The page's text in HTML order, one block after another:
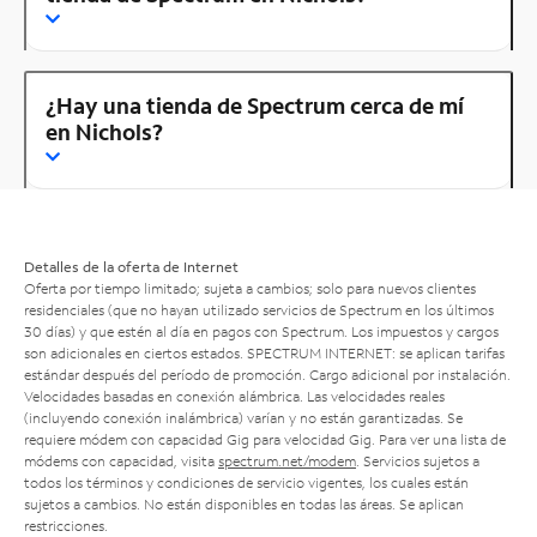
¿Hay una tienda de Spectrum cerca de mí
en Nichols?
Detalles de la oferta de Internet
Oferta por tiempo limitado; sujeta a cambios; solo para nuevos clientes
residenciales (que no hayan utilizado servicios de Spectrum en los últimos
30 días) y que estén al día en pagos con Spectrum. Los impuestos y cargos
son adicionales en ciertos estados. SPECTRUM INTERNET: se aplican tarifas
estándar después del período de promoción. Cargo adicional por instalación.
Velocidades basadas en conexión alámbrica. Las velocidades reales
(incluyendo conexión inalámbrica) varían y no están garantizadas. Se
requiere módem con capacidad Gig para velocidad Gig. Para ver una lista de
módems con capacidad, visita spectrum.net/modem . Servicios sujetos a
todos los términos y condiciones de servicio vigentes, los cuales están
sujetos a cambios. No están disponibles en todas las áreas. Se aplican
restricciones.